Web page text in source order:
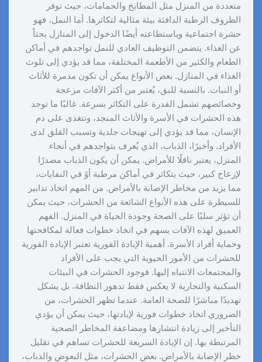
متعددة من المنزل مثل المطابخ والحمامات، حيث توفر
الظروف الرطبة الدافئة بيئة مثالية لتكاثرها. أما النمل، فهو
حشرة اجتماعية وباستطاعته أيضًا الدخول إلى المنازل بحثاً
عن الغذاء. يتضمن التوظيف العادي للنمل تواجدهم في أماكن
الطعام والكثير من الأطعمة المختلفة، مما قد يؤدي إلى تلوث
الغذاء في المنازل. بعض الأنواع يمكن أن تكون مدمرة للأثاث
أو النبات. بالنسبة للبق، يُعتبر من أكثر الآفات مزعجة
وخصائصهم تشمل القدرة على التكاثر بسرعة. غالبًا ما توجد
هذه الحشرات في الأسرة والأثاث المنجد، وتتغذى على دم
الإنسان، مما قد يؤدي إلى تهيجات جلدية وتسبب القلق لدى
الأفراد. وأخيرًا، الذباب، الذي يُعرف بتواجدهم في أنحاء
المنزل، يعتبر ناقلًا للأمراض. يمكن أن يكون الذباب مصدرًا
لإزعاج كبير، حيث يتكاثر في أماكن مرطبة أوً في النفايات،
مما يزيد من مخاطر الإصابة بالأمراض. من المهم اتخاذ تدابير
للسيطرة على هذه الأنواع الشائعة من الحشرات، حيث يمكن
أن تؤثر سلبًا على الصحة وجودة الحياة في المنزل. الفهم
العميق لهذه الآفات يسهم في اتخاذ خطوات فعالة لمكافحتها
وحماية أفراد الأسرة. أهمية الإبادة الفورية تعتبر الإبادة الفورية
للحشرات من الأمور الحيوية التي يجب على الأفراد
والمجتمعات الانتباه إليها. فوجود الحشرات في البيئات
السكنية والتجارية لا يعكس فقط تدهور النظافة، بل يشكل
تهديدًا مباشرًا للصحة العامة. عندما تظهر الحشرات، من
الضروري اتخاذ خطوات فورية لإبادتها، حيث يمكن أن يؤدي
التأخير إلى زيادة انتشارها ومضاعفة المخاطر الصحية
المرتبطة بها. إن الإبادة السريعة للحشرات تساهم في تقليل
خطر الإصابة بالأمراض. بعض الحشرات، مثل البعوض والذباب،